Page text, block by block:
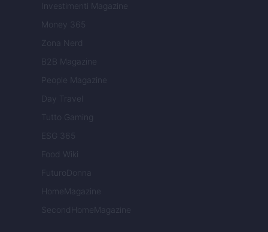
Investimenti Magazine
Money 365
Zona Nerd
B2B Magazine
People Magazine
Day Travel
Tutto Gaming
ESG 365
Food Wiki
FuturoDonna
HomeMagazine
SecondHomeMagazine